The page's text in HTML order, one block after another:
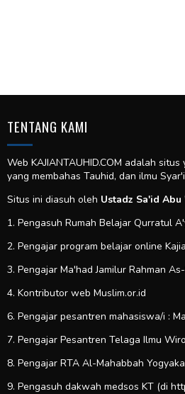
TENTANG KAMI
Web KAJIANTAUHID.COM adalah
yang membahas Tauhid, dan ilmu
Situs ini diasuh oleh Ustadz Sa'id
1. Pengasuh Rumah Belajar Qurratul
2. Pengajar program belajar online
3. Pengajar Ma'had Jamilur Rahman
4. Kontributor web Muslim.or.id
6. Pengajar pesantren mahasiswa/i :
7. Pengajar Pesantren Telaga Ilmu
8. Pengajar RTA Al-Mahabbah
9. Pengasuh dakwah medsos KT (di